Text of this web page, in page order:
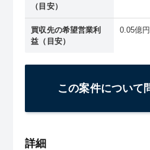
（目安）
買収先の希望営業利
益（目安）
0.05億
この案件について
詳細